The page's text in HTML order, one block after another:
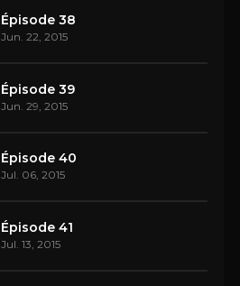
Épisode 38
Jun. 22, 2015
Épisode 39
Jun. 29, 2015
Épisode 40
Jul. 06, 2015
Épisode 41
Jul. 13, 2015